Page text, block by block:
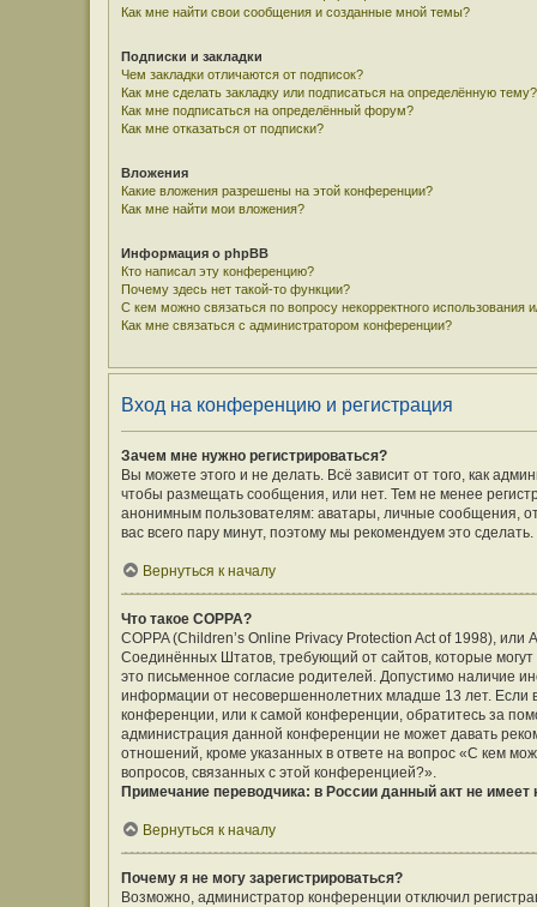
Как мне найти свои сообщения и созданные мной темы?
Подписки и закладки
Чем закладки отличаются от подписок?
Как мне сделать закладку или подписаться на определённую тему?
Как мне подписаться на определённый форум?
Как мне отказаться от подписки?
Вложения
Какие вложения разрешены на этой конференции?
Как мне найти мои вложения?
Информация о phpBB
Кто написал эту конференцию?
Почему здесь нет такой-то функции?
С кем можно связаться по вопросу некорректного
Как мне связаться с администратором конференции?
Вход на конференцию и регистрация
Зачем мне нужно регистрироваться?
Вы можете этого и не делать. Всё зависит от того, как
чтобы размещать сообщения, или нет. Тем не менее
анонимным пользователям: аватары, личные сообщения,
вас всего пару минут, поэтому мы рекомендуем это сделать.
Вернуться к началу
Что такое COPPA?
COPPA (Children’s Online Privacy Protection Act of 1998),
Соединённых Штатов, требующий от сайтов, которые
это письменное согласие родителей. Допустимо наличие
информации от несовершеннолетних младше 13 лет. Если
конференции, или к самой конференции, обратитесь за
администрация данной конференции не может давать
отношений, кроме указанных в ответе на вопрос «С кем
вопросов, связанных с этой конференцией?».
Примечание переводчика: в России данный акт не
Вернуться к началу
Почему я не могу зарегистрироваться?
Возможно, администратор конференции отключил